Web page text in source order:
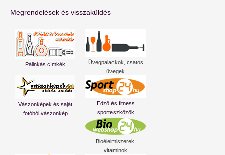
Megrendelések és visszaküldés
Pálinkás címkék
Üvegpalackok, csatos
üvegek
Vászonképek és saját
fotóból vászonkép
Edző és fitness
sporteszközök
Bioélelmiszerek,
vitaminok